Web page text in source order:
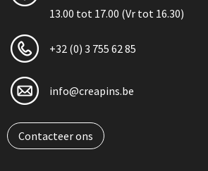
13.00 tot 17.00 (Vr tot 16.30)
+32 (0) 3 755 62 85
info@creapins.be
Contacteer ons